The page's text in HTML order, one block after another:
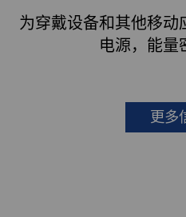
为穿戴设备和其他移动
电源，能量
更多